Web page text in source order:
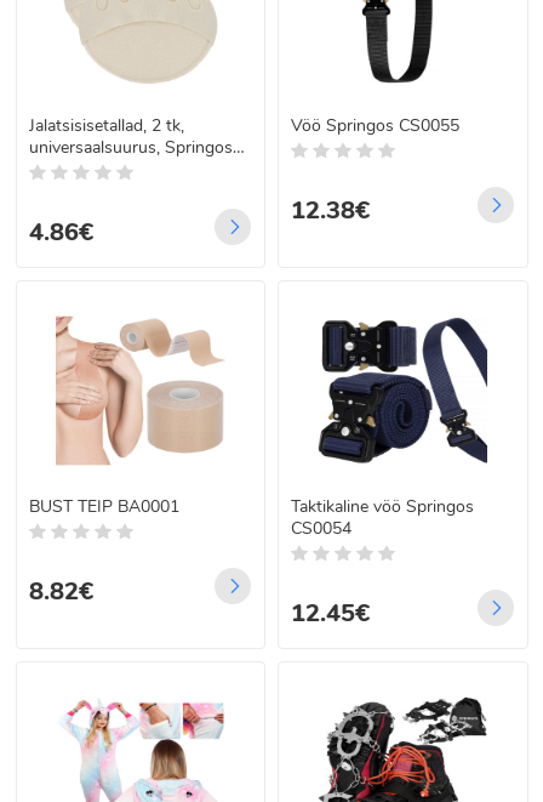
Jalatsisisetallad, 2 tk,
universaalsuurus, Springos
BA0006
4.86€
Vöö Springos CS0055
12.38€
BUST TEIP BA0001
8.82€
Taktikaline vöö Springos
CS0054
12.45€